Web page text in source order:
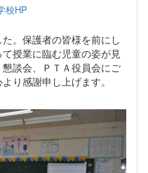
校HP
。保護者の皆様を前にし
授業に臨む児童の姿が見
談会、ＰＴＡ役員会にご
り感謝申し上げます。